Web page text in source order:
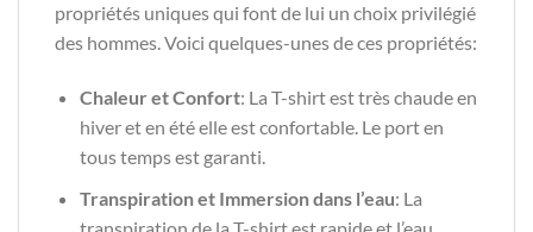
propriétés uniques qui font de lui un choix privilégié
des hommes. Voici quelques-unes de ces propriétés:
Chaleur et Confort: La T-shirt est très chaude en
hiver et en été elle est confortable. Le port en
tous temps est garanti.
Transpiration et Immersion dans l’eau: La